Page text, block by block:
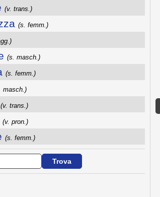
(v. trans.)
(s. femm.)
(s. masch.)
(s. femm.)
masch.)
(v. trans.)
(v. pron.)
(s. femm.)